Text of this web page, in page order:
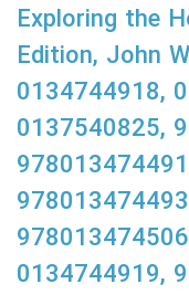
Exploring the
Edition, John
0134744918,
0137540825,
0134744919,